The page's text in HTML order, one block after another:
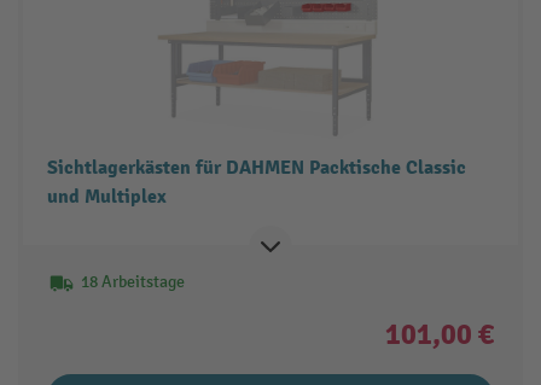
Sichtlagerkästen für DAHMEN Packtische Classic
und Multiplex
18 Arbeitstage
101,00 €